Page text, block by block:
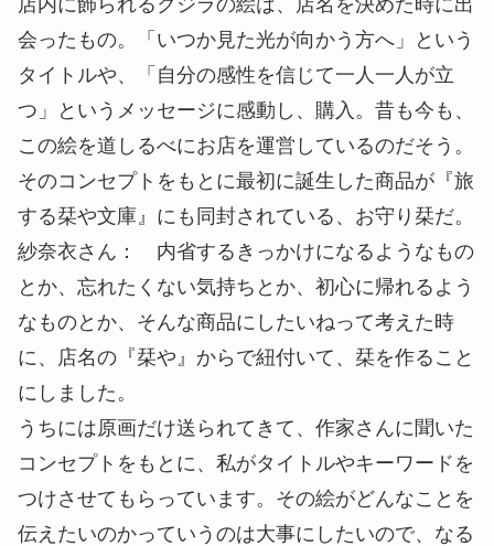
会ったもの。「いつか見た光が向かう方へ」という
タイトルや、「自分の感性を信じて一人一人が立
つ」というメッセージに感動し、購入。昔も今も、
この絵を道しるべにお店を運営しているのだそう。
そのコンセプトをもとに最初に誕生した商品が『旅
する栞や文庫』にも同封されている、お守り栞だ。
紗奈衣さん： 内省するきっかけになるようなもの
とか、忘れたくない気持ちとか、初心に帰れるよう
なものとか、そんな商品にしたいねって考えた時
に、店名の『栞や』からで紐付いて、栞を作ること
にしました。
うちには原画だけ送られてきて、作家さんに聞いた
コンセプトをもとに、私がタイトルやキーワードを
つけさせてもらっています。その絵がどんなことを
伝えたいのかっていうのは大事にしたいので、なる